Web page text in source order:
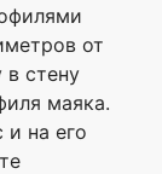
от
в стену
маяка.
и на его